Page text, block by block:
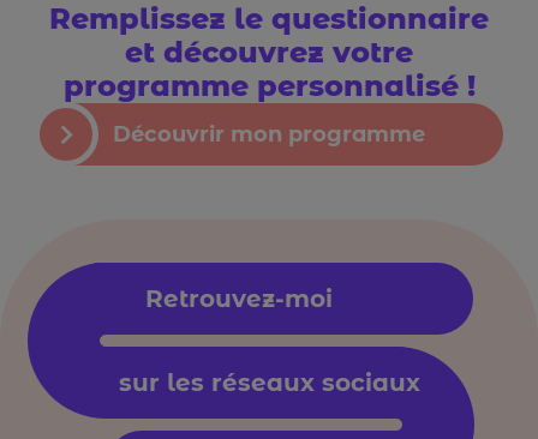
Remplissez le questionnaire
et découvrez votre
programme personnalisé !
Découvrir mon programme
Retrouvez-moi
sur les réseaux sociaux